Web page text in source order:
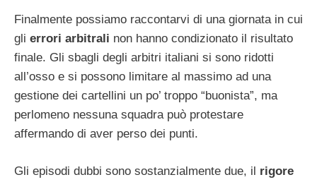
Finalmente possiamo raccontarvi di una giornata in cui
gli errori arbitrali non hanno condizionato il risultato
finale. Gli sbagli degli arbitri italiani si sono ridotti
all’osso e si possono limitare al massimo ad una
gestione dei cartellini un po’ troppo “buonista”, ma
perlomeno nessuna squadra può protestare
affermando di aver perso dei punti.
Gli episodi dubbi sono sostanzialmente due, il rigore